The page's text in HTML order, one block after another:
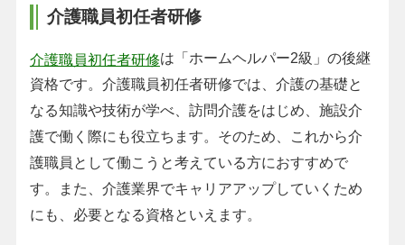
介護職員初任者研修
介護職員初任者研修は「ホームヘルパー2級」の後継
資格です。介護職員初任者研修では、介護の基礎と
なる知識や技術が学べ、訪問介護をはじめ、施設介
護で働く際にも役立ちます。そのため、これから介
護職員として働こうと考えている方におすすめで
す。また、介護業界でキャリアアップしていくため
にも、必要となる資格といえます。